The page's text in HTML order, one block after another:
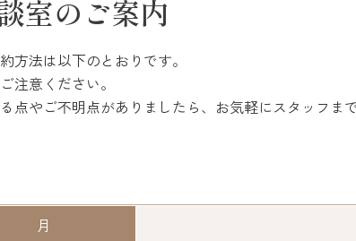
室のご案内
方法は以下のとおりです。
注意ください。
点やご不明点がありましたら、お気軽にスタッフま
月